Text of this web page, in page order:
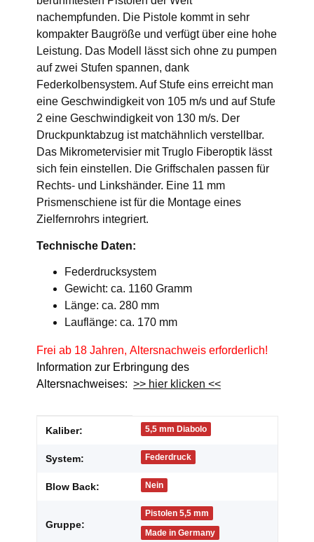
nachempfunden. Die Pistole kommt in sehr
kompakter Baugröße und verfügt über eine hohe
Leistung. Das Modell lässt sich ohne zu pumpen
auf zwei Stufen spannen, dank
Federkolbensystem. Auf Stufe eins erreicht man
eine Geschwindigkeit von 105 m/s und auf Stufe
2 eine Geschwindigkeit von 130 m/s. Der
Druckpunktabzug ist matchähnlich verstellbar.
Das Mikrometervisier mit Truglo Fiberoptik lässt
sich fein einstellen. Die Griffschalen passen für
Rechts- und Linkshänder. Eine 11 mm
Prismenschiene ist für die Montage eines
Zielfernrohrs integriert.
Technische Daten:
Federdrucksystem
Gewicht: ca. 1160 Gramm
Länge: ca. 280 mm
Lauflänge: ca. 170 mm
Frei ab 18 Jahren, Altersnachweis erforderlich!
Information zur Erbringung des
Altersnachweises: >> hier klicken <<
Produkteigenschaft
Wert
Kaliber: 5,5 mm Diabolo
System: Federdruck
Blow Back: Nein
Gruppe:
Pistolen 5,5 mm
Made in Germany